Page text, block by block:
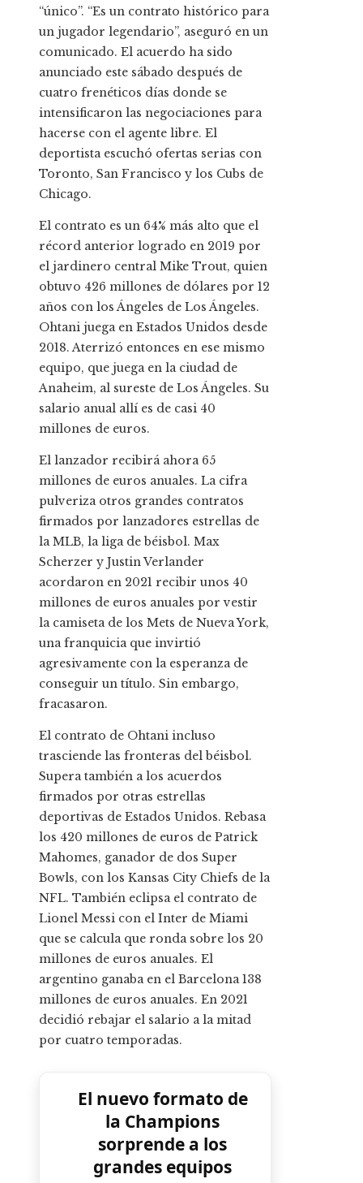
“único”. “Es un contrato histórico para
un jugador legendario”, aseguró en un
comunicado. El acuerdo ha sido
anunciado este sábado después de
cuatro frenéticos días donde se
intensificaron las negociaciones para
hacerse con el agente libre. El
deportista escuchó ofertas serias con
Toronto, San Francisco y los Cubs de
Chicago.
El contrato es un 64% más alto que el
récord anterior logrado en 2019 por
el jardinero central Mike Trout, quien
obtuvo 426 millones de dólares por 12
años con los Ángeles de Los Ángeles.
Ohtani juega en Estados Unidos desde
2018. Aterrizó entonces en ese mismo
equipo, que juega en la ciudad de
Anaheim, al sureste de Los Ángeles. Su
salario anual allí es de casi 40
millones de euros.
El lanzador recibirá ahora 65
millones de euros anuales. La cifra
pulveriza otros grandes contratos
firmados por lanzadores estrellas de
la MLB, la liga de béisbol. Max
Scherzer y Justin Verlander
acordaron en 2021 recibir unos 40
millones de euros anuales por vestir
la camiseta de los Mets de Nueva York,
una franquicia que invirtió
agresivamente con la esperanza de
conseguir un título. Sin embargo,
fracasaron.
El contrato de Ohtani incluso
trasciende las fronteras del béisbol.
Supera también a los acuerdos
firmados por otras estrellas
deportivas de Estados Unidos. Rebasa
los 420 millones de euros de Patrick
Mahomes, ganador de dos Super
Bowls, con los Kansas City Chiefs de la
NFL. También eclipsa el contrato de
Lionel Messi con el Inter de Miami
que se calcula que ronda sobre los 20
millones de euros anuales. El
argentino ganaba en el Barcelona 138
millones de euros anuales. En 2021
decidió rebajar el salario a la mitad
por cuatro temporadas.
El nuevo formato de
la Champions
sorprende a los
grandes equipos